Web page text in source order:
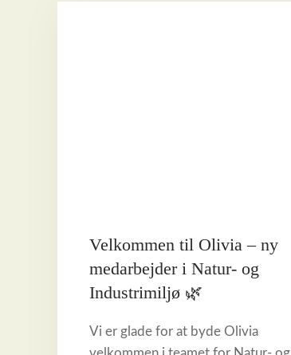
Velkommen til Olivia – ny
medarbejder i Natur- og
Industrimiljø 🌿
Vi er glade for at byde Olivia